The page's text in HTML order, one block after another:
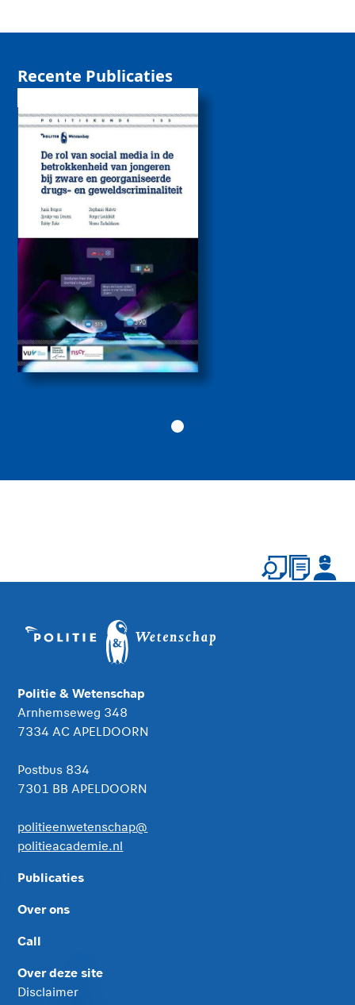
Recente Publicaties
De rol van sociale
media bij de
betrokkenheid van
jongeren bij zware
drugs- en
geweldscriminaliteit
2026
Politiekunde
Politiekunde
Politie & Wetenschap
Arnhemseweg 348
7334 AC APELDOORN
Postbus 834
7301 BB APELDOORN
politieenwetenschap@
politieacademie.nl
Publicaties
Over ons
Call
Over deze site
Disclaimer